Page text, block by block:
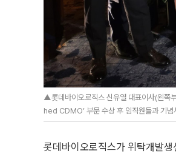
▲롯데바이오로직스 신유열 대표이사(왼
hed CDMO’ 부문 수상 후 임직원들과 기
롯데바이오로직스가 위탁개발